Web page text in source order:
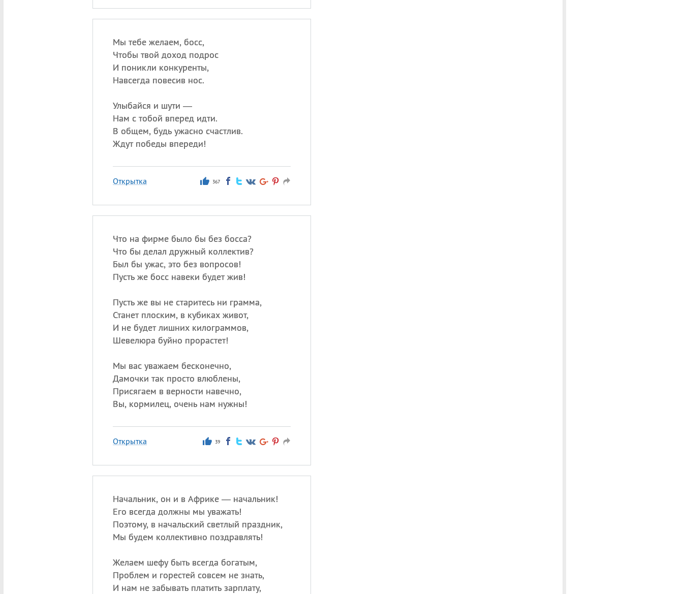
Мы тебе желаем, босс,
Чтобы твой доход подрос
И поникли конкуренты,
Навсегда повесив нос.
Улыбайся и шути —
Нам с тобой вперед идти.
В общем, будь ужасно счастлив.
Ждут победы впереди!
Открытка 367
Что на фирме было бы без босса?
Что бы делал дружный коллектив?
Был бы ужас, это без вопросов!
Пусть же босс навеки будет жив!
Пусть же вы не старитесь ни грамма,
Станет плоским, в кубиках живот,
И не будет лишних килограммов,
Шевелюра буйно прорастет!
Мы вас уважаем бесконечно,
Дамочки так просто влюблены,
Присягаем в верности навечно,
Вы, кормилец, очень нам нужны!
Открытка 39
Начальник, он и в Африке — начальник!
Его всегда должны мы уважать!
Поэтому, в начальский светлый праздник,
Мы будем коллективно поздравлять!
Желаем шефу быть всегда богатым,
Проблем и горестей совсем не знать,
И нам не забывать платить зарплату,